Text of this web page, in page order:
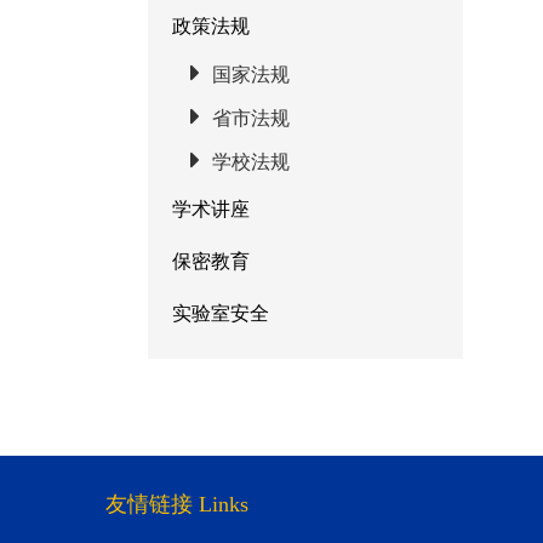
政策法规
国家法规
省市法规
学校法规
学术讲座
保密教育
实验室安全
友情链接 Links